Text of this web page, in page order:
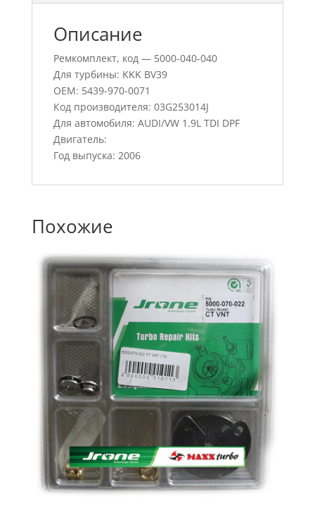
Описание
Ремкомплект, код — 5000-040-040
Для турбины: KKK BV39
OEM: 5439-970-0071
Код производителя: 03G253014J
Для автомобиля: AUDI/VW 1.9L TDI DPF
Двигатель:
Год выпуска: 2006
Похожие